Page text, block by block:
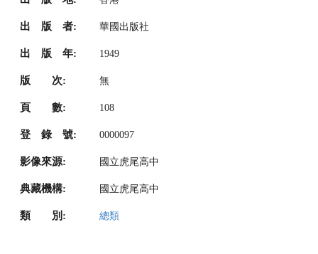
出 版 者: 華國出版社
出 版 年: 1949
版 次: 無
頁 數: 108
登 錄 號: 0000097
影像來源: 國立虎尾高中
典藏機構: 國立虎尾高中
類 別: 總類